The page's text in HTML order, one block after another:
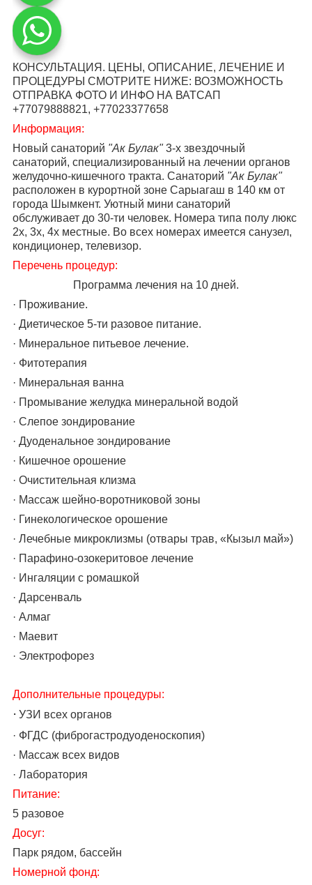
КОНСУЛЬТАЦИЯ. ЦЕНЫ, ОПИСАНИЕ, ЛЕЧЕНИЕ И
ПРОЦЕДУРЫ СМОТРИТЕ НИЖЕ: ВОЗМОЖНОСТЬ
ОТПРАВКА ФОТО И ИНФО НА ВАТСАП
+77079888821, +77023377658
Информация:
Новый санаторий "Ак Булак"3-х звездочный
санаторий, специализированный на лечении органов
желудочно-кишечного тракта. Санаторий "Ак Булак"
расположен в курортной зоне Сарыагаш в 140 км от
города Шымкент. Уютный мини санаторий
обслуживает до 30-ти человек. Номера типа полу люкс
2х, 3х, 4х местные. Во всех номерах имеется санузел,
кондиционер, телевизор.
Перечень процедур:
Программа лечения на 10 дней.
· Проживание.
· Диетическое 5-ти разовое питание.
· Минеральное питьевое лечение.
· Фитотерапия
· Минеральная ванна
· Промывание желудка минеральной водой
· Слепое зондирование
· Дуоденальное зондирование
· Кишечное орошение
· Очистительная клизма
· Массаж шейно-воротниковой зоны
· Гинекологическое орошение
· Лечебные микроклизмы (отвары трав, «Кызыл май»)
· Парафино-озокеритовое лечение
· Ингаляции с ромашкой
· Дарсенваль
· Алмаг
· Маевит
· Электрофорез
Дополнительные процедуры:
· УЗИ всех органов
· ФГДС (фиброгастродуоденоскопия)
· Массаж всех видов
· Лаборатория
Питание:
5 разовое
Досуг:
Парк рядом, бассейн
Номерной фонд: